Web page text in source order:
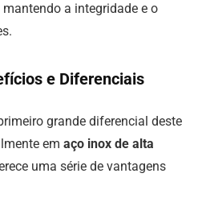
a integridade e o
e Diferenciais
grande diferencial deste
em aço inox de alta
uma série de vantagens